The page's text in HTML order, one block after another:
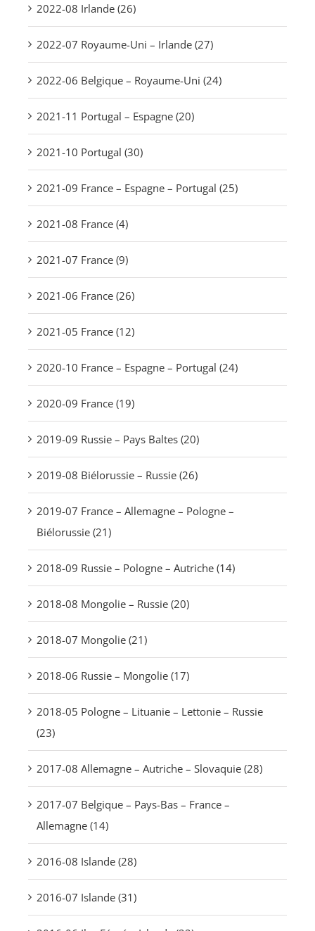
2022-08 Irlande (26)
2022-07 Royaume-Uni – Irlande (27)
2022-06 Belgique – Royaume-Uni (24)
2021-11 Portugal – Espagne (20)
2021-10 Portugal (30)
2021-09 France – Espagne – Portugal (25)
2021-08 France (4)
2021-07 France (9)
2021-06 France (26)
2021-05 France (12)
2020-10 France – Espagne – Portugal (24)
2020-09 France (19)
2019-09 Russie – Pays Baltes (20)
2019-08 Biélorussie – Russie (26)
2019-07 France – Allemagne – Pologne –
Biélorussie (21)
2018-09 Russie – Pologne – Autriche (14)
2018-08 Mongolie – Russie (20)
2018-07 Mongolie (21)
2018-06 Russie – Mongolie (17)
2018-05 Pologne – Lituanie – Lettonie – Russie
(23)
2017-08 Allemagne – Autriche – Slovaquie (28)
2017-07 Belgique – Pays-Bas – France –
Allemagne (14)
2016-08 Islande (28)
2016-07 Islande (31)